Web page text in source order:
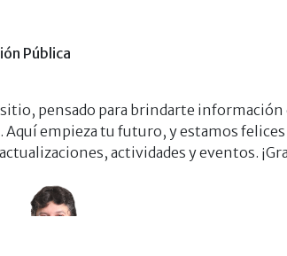
Pública
pensado para brindarte
Aquí empieza tu futuro, y estamos
actividades y eventos.